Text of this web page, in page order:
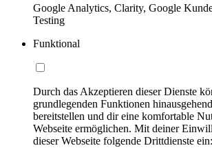
Google Analytics, Clarity, Google
Testing
Funktional
Durch das Akzeptieren dieser Dienste
grundlegenden Funktionen
bereitstellen und dir eine komfortable
Webseite ermöglichen. Mit deiner
dieser Webseite folgende Drittdienste ein: